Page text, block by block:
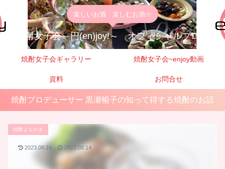
楽しいお酒 楽しむお酒☆
焼酎女子会～円(en)joy!～ オフィシャルブログ
焼酎女子会ギャラリー 焼酎女子会~enjoy動画
資料 お問合せ
焼酎プロデューサー 黒瀬暢子の知って得する焼酎のお話
焼酎よもやま
2023.08.16 2023.08.14